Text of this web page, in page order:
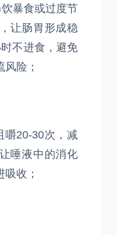
暴食或过度节
让肠胃形成稳
不进食，避免
险；
嚼20-30次，减
唾液中的消化
收；